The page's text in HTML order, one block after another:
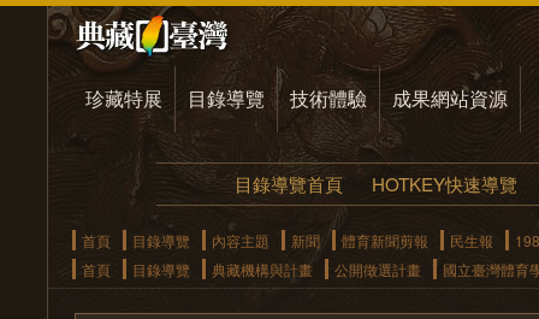
珍藏特展 目錄導覽 技術體驗 成果網站資源
目錄導覽首頁 HOTKEY快速導覽
首頁 目錄導覽 內容主題 新聞 體育新聞剪報 民生報
首頁
目錄導覽 典藏機構與計畫 公開徵選計畫 國立臺灣體育